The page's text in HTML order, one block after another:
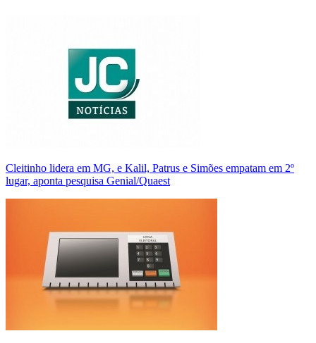
Cleitinho lidera em MG, e Kalil, Patrus e Simões empatam em 2º
lugar, aponta pesquisa Genial/Quaest